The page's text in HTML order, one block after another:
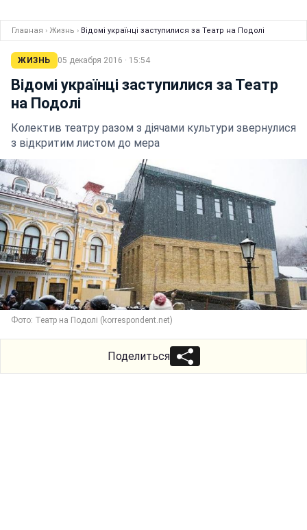
Главная › Жизнь › Відомі українці заступилися за Театр на Подолі
ЖИЗНЬ 05 декабря 2016 · 15:54
Відомі українці заступилися за Театр
на Подолі
Колектив театру разом з діячами культури звернулися
з відкритим листом до мера
Фото: Театр на Подолі (korrespondent.net)
Поделиться